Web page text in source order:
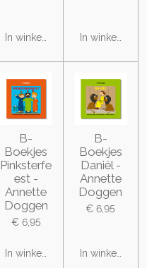
In winkelwagen In
B-
Boekjes
Pinksterfe
est -
Annette
Doggen
€ 6,95
In winkelwagen
B-
Boekjes
Daniël -
Annette
Doggen
€ 6,95
In